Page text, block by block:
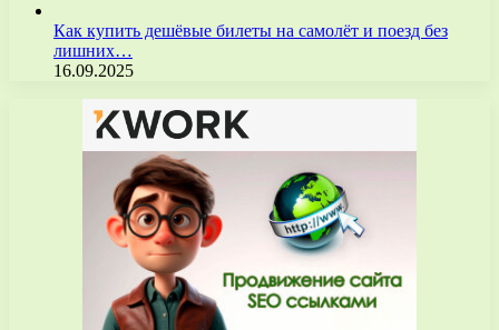
Как купить дешёвые билеты на самолёт и поезд без
лишних…
16.09.2025